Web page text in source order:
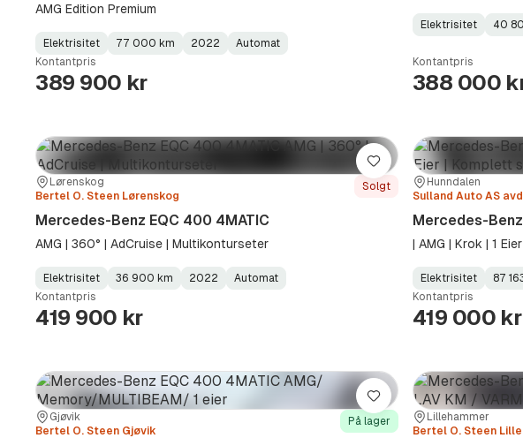
AMG Edition Premium
Fuel
Type:
Elektrisitet
Kilometerstand:
77 000 km
Model
Year:
2022
Gearbox
Type:
Automat
Kontantpris
389 900 kr
Fuel
Elektrisitet
Kilometerstand:
40
Model
Gearbox
Kontantpris
388 000
Sted:
Lørenskog
Forhandler:
Bertel O. Steen Lørenskog
Solgt
Mercedes-Benz EQC 400 4MATIC
AMG | 360° | AdCruise | Multikonturseter
Fuel
Type:
Elektrisitet
Kilometerstand:
36 900 km
Model
Year:
2022
Gearbox
Type:
Automat
Kontantpris
419 900 kr
Lagre
Sted:
Hunndalen
Forhandler:
Sulland Auto AS
Mercedes-
| AMG | Krok | 1
Fuel
Type:
Elektrisitet
Kilometerstand:
87
Model
Year:
Gearbox
Type:
Kontantpris
419 000 kr
Sted:
Gjøvik
Forhandler:
Bertel O. Steen Gjøvik
På lager
Lagre
Sted:
Lillehammer
Forhandler:
Bertel O. Steen